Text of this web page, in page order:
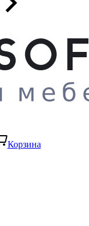
Корзина